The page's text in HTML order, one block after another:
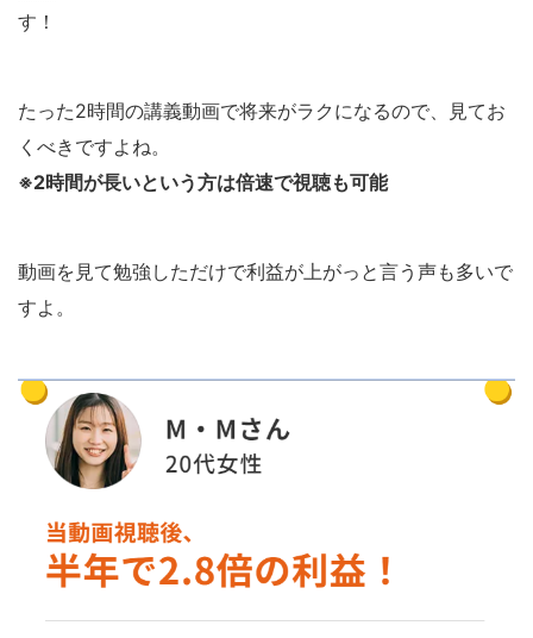
す！
たった2時間の講義動画で将来がラクになるので、見てお
くべきですよね。
※2時間が長いという方は倍速で視聴も可能
動画を見て勉強しただけで利益が上がっと言う声も多いで
すよ。